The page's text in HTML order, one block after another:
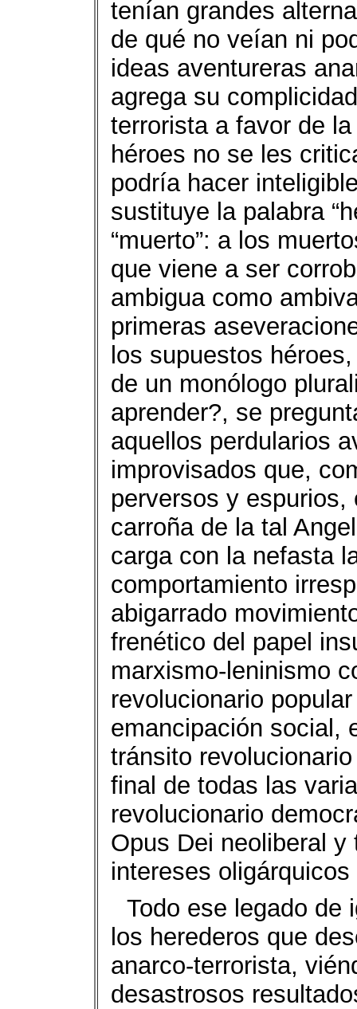
tenían grandes
de qué no veían ni
ideas aventureras
agrega su
terrorista a favor de
héroes no se les
podría hacer
sustituye la palabra
“muerto”: a los
que viene a ser
ambigua como
primeras
los supuestos
de un monólogo
aprender?, se
aquellos perdularios
improvisados que,
perversos y
carroña de la tal
carga con la nefasta
comportamiento
abigarrado
frenético del papel
marxismo-leninismo
revolucionario
emancipación social,
tránsito
final de todas las
revolucionario
Opus Dei neoliberal
intereses
Todo ese legado de
los herederos que
anarco-terrorista,
desastrosos